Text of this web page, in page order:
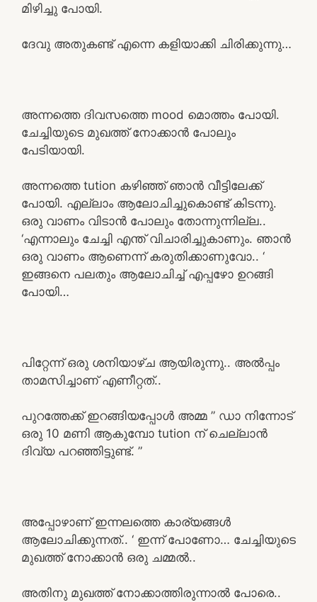
മിഴിച്ചു പോയി.
ദേവു അതുകണ്ട് എന്നെ കളിയാക്കി ചിരിക്കുന്നു…
അന്നത്തെ ദിവസത്തെ mood മൊത്തം പോയി.
ചേച്ചിയുടെ മുഖത്ത് നോക്കാൻ പോലും
പേടിയായി.
അന്നത്തെ tution കഴിഞ്ഞ് ഞാൻ വീട്ടിലേക്ക്
പോയി. എല്ലാം ആലോചിച്ചുകൊണ്ട് കിടന്നു.
ഒരു വാണം വിടാൻ പോലും തോന്നുന്നില്ല..
‘എന്നാലും ചേച്ചി എന്ത് വിചാരിച്ചുകാണും. ഞാൻ
ഒരു വാണം ആണെന്ന് കരുതിക്കാണുവോ.. ‘
ഇങ്ങനെ പലതും ആലോചിച്ച് എപ്പഴോ ഉറങ്ങി
പോയി…
പിറ്റേന്ന് ഒരു ശനിയാഴ്ച ആയിരുന്നു.. അൽപ്പം
താമസിച്ചാണ് എണീറ്റത്..
പുറത്തേക്ക് ഇറങ്ങിയപ്പോൾ അമ്മ ” ഡാ നിന്നോട്
ഒരു 10 മണി ആകുമ്പോ tution ന് ചെല്ലാൻ
ദിവ്യ പറഞ്ഞിട്ടുണ്ട്. ”
അപ്പോഴാണ് ഇന്നലത്തെ കാര്യങ്ങൾ
ആലോചിക്കുന്നത്.. ‘ ഇന്ന് പോണോ… ചേച്ചിയുടെ
മുഖത്ത് നോക്കാൻ ഒരു ചമ്മൽ..
അതിനു മുഖത്ത് നോക്കാത്തിരുന്നാൽ പോരെ..